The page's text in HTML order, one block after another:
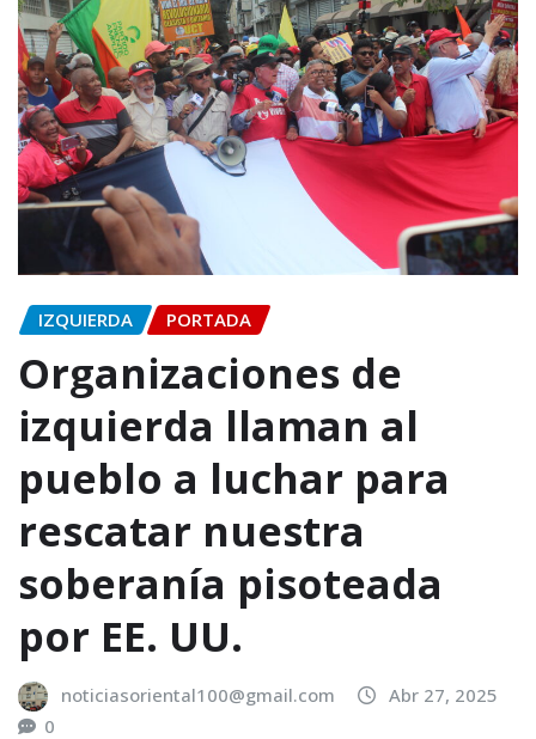
IZQUIERDA PORTADA
Organizaciones de
izquierda llaman al
pueblo a luchar para
rescatar nuestra
soberanía pisoteada
por EE. UU.
noticiasoriental100@gmail.com
Abr 27, 2025
0